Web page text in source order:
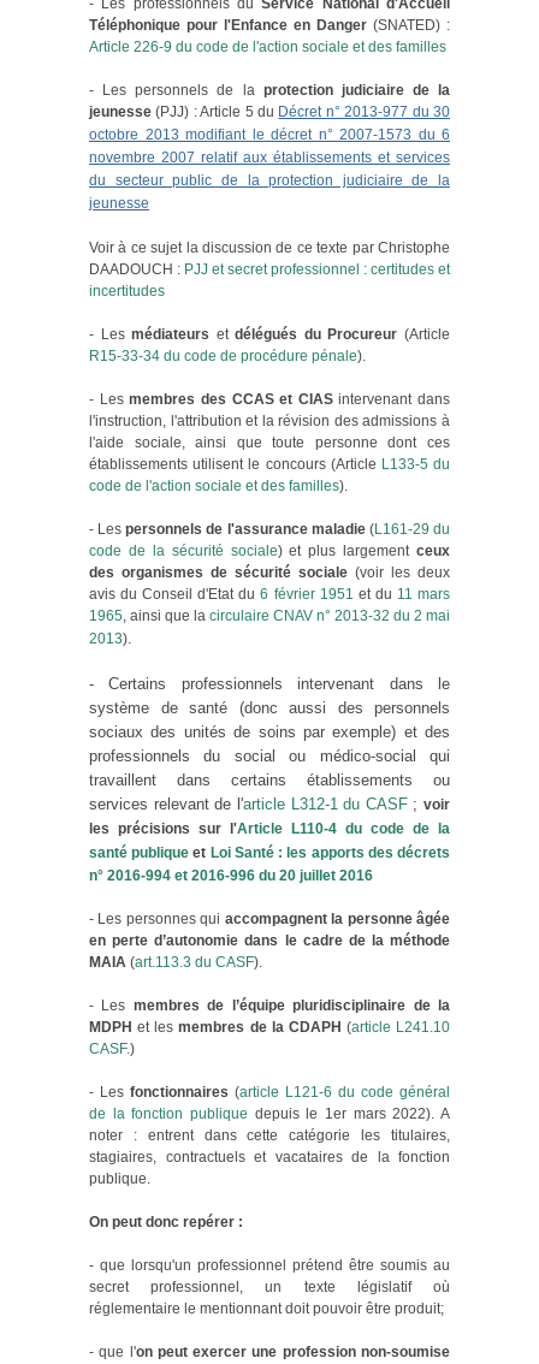
- Les professionnels du Service National d'Accueil
Téléphonique pour l'Enfance en Danger (SNATED) :
Article 226-9 du code de l'action sociale et des familles
- Les personnels de la protection judiciaire de la
jeunesse (PJJ) : Article 5 du Décret n° 2013-977 du 30
octobre 2013 modifiant le décret n° 2007-1573 du 6
novembre 2007 relatif aux établissements et services
du secteur public de la protection judiciaire de la
jeunesse
Voir à ce sujet la discussion de ce texte par Christophe
DAADOUCH : PJJ et secret professionnel : certitudes et
incertitudes
- Lesmédiateurs etdélégués du Procureur (Article
R15-33-34 du code de procédure pénale).
- Lesmembres des CCAS et CIASintervenant dans
l'instruction, l'attribution et la révision des admissions à
l'aide sociale, ainsi que toute personne dont ces
établissements utilisent le concours (Article L133-5 du
code de l'action sociale et des familles).
- Lespersonnels de l'assurance maladie(L161-29 du
code de la sécurité sociale) et plus largement ceux
des organismes de sécurité sociale (voir les deux
avis du Conseil d'Etat du6 février 1951 et du 11 mars
1965, ainsi que la circulaire CNAV n° 2013-32 du 2 mai
2013).
- Certains professionnels intervenant dans le
système de santé (donc aussi des personnels
sociaux des unités de soins par exemple) et des
professionnels du social ou médico-social qui
travaillent dans certains établissements ou
services relevant de l'article L312-1 du CASF; voir
les précisions sur l'Article L110-4 du code de la
santé publique et Loi Santé : les apports des décrets
n° 2016-994 et 2016-996 du 20 juillet 2016
- Les personnes qui accompagnent la personne âgée
en perte d’autonomie dans le cadre de la méthode
MAIA (art.113.3 du CASF).
- Les membres de l’équipe pluridisciplinaire de la
MDPH et lesmembres de la CDAPH (article L241.10
CASF.)
- Les fonctionnaires (article L121-6 du code général
de la fonction publique depuis le 1er mars 2022). A
noter : entrent dans cette catégorie les titulaires,
stagiaires, contractuels et vacataires de la fonction
publique.
On peut donc repérer :
- que lorsqu'un professionnel prétend être soumis au
secret professionnel, un texte législatif où
réglementaire le mentionnant doit pouvoir être produit;
- que l'on peut exercer une profession non-soumise